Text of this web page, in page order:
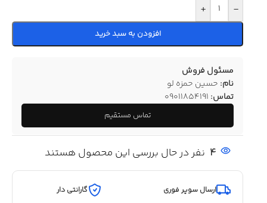
-
+
افزودن به سبد خرید
مسئول فروش
نام: حسین حمزه لو
تماس: 09011854191
تماس مستقیم
4 نفر در حال بررسی این محصول هستند
ارسال سوپر فوری گارانتی دار